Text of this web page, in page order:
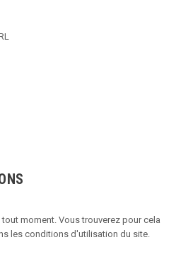
moment. Vous trouverez pour cela
les conditions d'utilisation du site.